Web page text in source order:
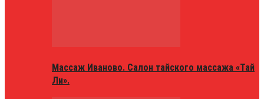
Массаж Иваново. Салон тайского массажа «Тай
Ли».